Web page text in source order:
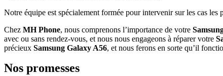
Notre équipe est spécialement formée pour intervenir sur les cas
Chez MH Phone, nous comprenons l’importance de votre
avec ou sans rendez-vous, et nous nous engageons à réparer votre
précieux Samsung Galaxy A56, et nous ferons en sorte qu’il
Nos promesses